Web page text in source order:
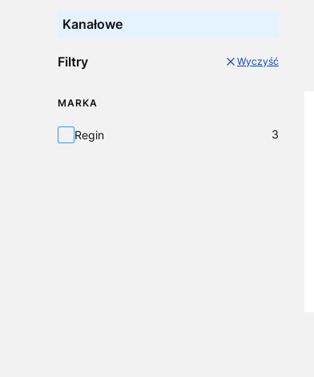
Kanałowe
Filtry Wyczyść
MARKA
Marka
Regin 3